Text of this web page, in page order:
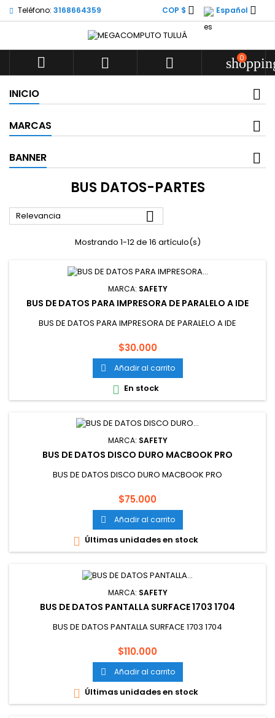
Teléfono: 3168664359 Español 
COP $ 
   0
INICIO
MARCAS
BANNER
BUS DATOS-PARTES
Relevancia 
Mostrando 1-12 de 16 artículo(s)
MARCA: SAFETY
BUS DE DATOS PARA IMPRESORA DE PARALELO A IDE
BUS DE DATOS PARA IMPRESORA DE PARALELO A IDE
Precio
$30.000
 Añadir al carrito
 En stock
MARCA: SAFETY
BUS DE DATOS DISCO DURO MACBOOK PRO
BUS DE DATOS DISCO DURO MACBOOK PRO
Precio
$75.000
 Añadir al carrito
 Últimas unidades en stock
MARCA: SAFETY
BUS DE DATOS PANTALLA SURFACE 1703 1704
BUS DE DATOS PANTALLA SURFACE 1703 1704
Precio
$110.000
 Añadir al carrito
 Últimas unidades en stock